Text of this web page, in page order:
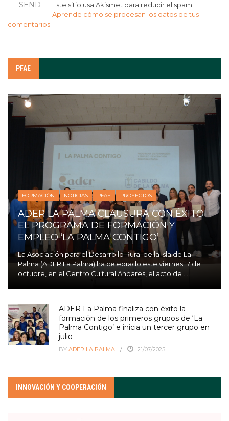
Este sitio usa Akismet para reducir el spam.
Aprende cómo se procesan los datos de tus
comentarios.
PFAE
FORMACIÓN NOTICIAS PFAE PROYECTOS
ADER LA PALMA CLAUSURA CON ÉXITO
EL PROGRAMA DE FORMACIÓN Y
EMPLEO ‘LA PALMA CONTIGO’
La Asociación para el Desarrollo Rural de la Isla de La
Palma (ADER La Palma) ha celebrado este viernes 17 de
octubre, en el Centro Cultural Andares, el acto de ...
ADER La Palma finaliza con éxito la
formación de los primeros grupos de ‘La
Palma Contigo’ e inicia un tercer grupo en
julio
BY ADER LA PALMA 21/07/2025
INNOVACIÓN Y COOPERACIÓN